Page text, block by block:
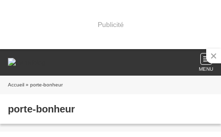
Publicité
MENU
Accueil » porte-bonheur
porte-bonheur